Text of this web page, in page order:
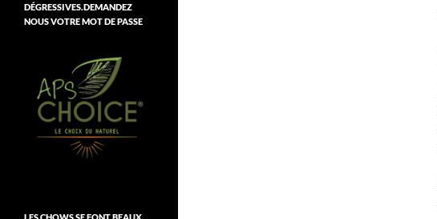
DÉGRESSIVES.DEMANDEZ
NOUS VOTRE MOT DE PASSE
LES CHOWS SE FONT BEAUX